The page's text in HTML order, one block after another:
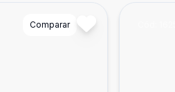
Comparar